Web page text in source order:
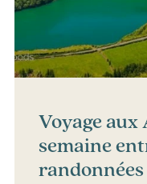
Voyage aux
semaine
randonnées